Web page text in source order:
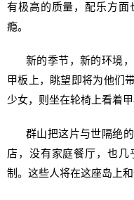
有极高的质量，配乐方面
瘾。
新的季节，新的环境，
甲板上，眺望即将为他们
少女，则坐在轮椅上看着甲
群山把这片与世隔绝的
店，没有家庭餐厅，也
制。这些人将在这座岛上